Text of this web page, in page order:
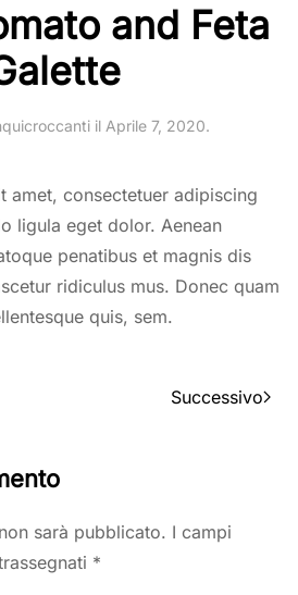
and Feta
il Aprile 7, 2020.
amet, consectetuer adipiscing
ligula eget dolor. Aenean
penatibus et magnis dis
ridiculus mus. Donec quam
quis, sem.
Successivo
sarà pubblicato. I campi
*